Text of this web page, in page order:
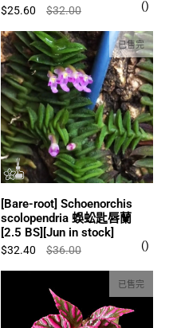
$25.60
$32.00
[Bare-root] Schoenorchis
scolopendria 蜈蚣匙唇蘭
[2.5 BS][Jun in stock]
$32.40 $36.00
已售完
已售完